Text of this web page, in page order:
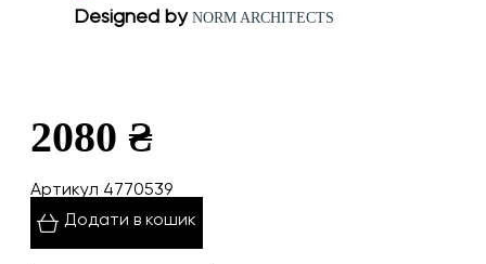
Designed by NORM ARCHITECTS
2080 ₴
Артикул 4770539
Додати в кошик